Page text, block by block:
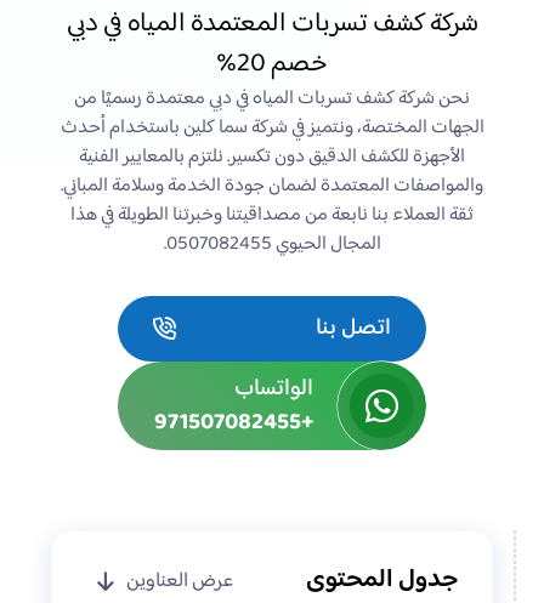
شركة كشف تسربات المعتمدة المياه في دبي
خصم 20%
نحن شركة كشف تسربات المياه في دبي معتمدة رسميًا من
الجهات المختصة، ونتميز في شركة سما كلين باستخدام أحدث
الأجهزة للكشف الدقيق دون تكسير. نلتزم بالمعايير الفنية
والمواصفات المعتمدة لضمان جودة الخدمة وسلامة المباني.
ثقة العملاء بنا نابعة من مصداقيتنا وخبرتنا الطويلة في هذا
المجال الحيوي 0507082455.
اتصل بنا
الواتساب
+971507082455
جدول المحتوى عرض العناوين